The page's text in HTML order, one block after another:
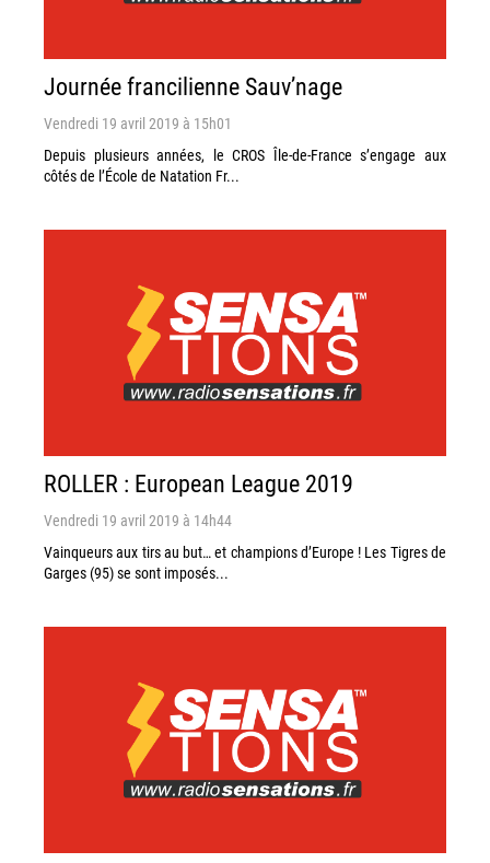
Journée francilienne Sauv’nage
Vendredi 19 avril 2019 à 15h01
Depuis plusieurs années, le CROS Île-de-France s’engage aux
côtés de l’École de Natation Fr...
ROLLER : European League 2019
Vendredi 19 avril 2019 à 14h44
Vainqueurs aux tirs au but… et champions d’Europe ! Les Tigres de
Garges (95) se sont imposés...